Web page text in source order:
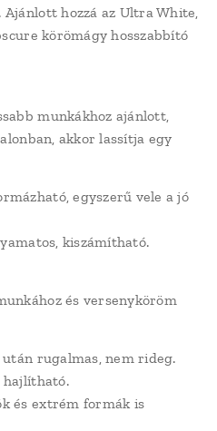
hozzá az Ultra White,
körömágy hosszabbító
munkákhoz ajánlott,
akkor lassítja egy
egyszerű vele a jó
kiszámítható.
és versenyköröm
rugalmas, nem rideg.
hajlítható.
és extrém formák is